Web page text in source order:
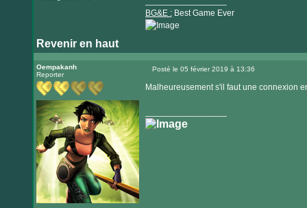
BG&E :Best Game Ever
Revenir en haut
Visiter
le
internet
Oempakanh
Reporter
Posté le 05 février 2019 à 13:36
Malheureusement s'il faut une connexion